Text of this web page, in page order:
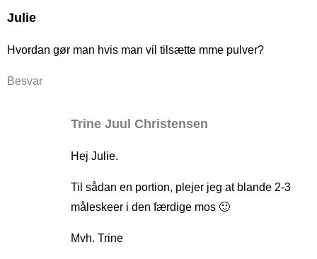
Julie
Hvordan gør man hvis man vil tilsætte mme pulver?
Besvar
Trine Juul Christensen
Hej Julie.
Til sådan en portion, plejer jeg at blande 2-3
måleskeer i den færdige mos 🙂
Mvh. Trine